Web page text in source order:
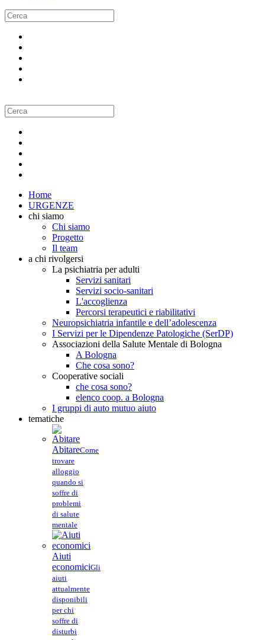
Home
URGENZE
chi siamo
Chi siamo
Progetto
Il team
a chi rivolgersi
La psichiatria per adulti
Servizi sanitari
Servizi socio-sanitari
L'accoglienza
Percorsi terapeutici e riabilitativi
Neuropsichiatria infantile e dell’adolescenza
I Servizi per le Dipendenze Patologiche (SerDP)
Associazioni della Salute Mentale di Bologna
A Bologna
Che cosa sono?
Cooperative sociali
che cosa sono?
elenco coop. a Bologna
I gruppi di auto mutuo aiuto
tematiche
AbitareCome
trovare
alloggio
quando si
soffre di
problemi
di salute
mentale
Aiuti
economiciGli
aiuti
attualmente
disponibili
per chi
soffre di
disturbi